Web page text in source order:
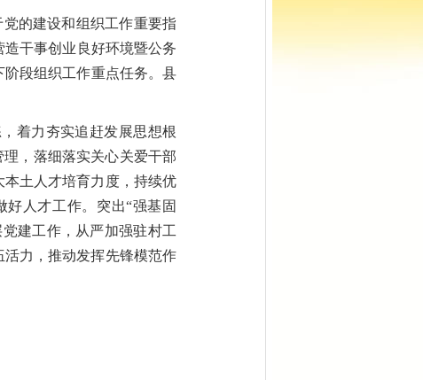
的建设和组织工作重要指
干事创业良好环境暨公务
阶段组织工作重点任务。县
着力夯实追赶发展思想根
，落细落实关心关爱干部
土人才培育力度，持续优
人才工作。突出“强基固
建工作，从严加强驻村工
力，推动发挥先锋模范作